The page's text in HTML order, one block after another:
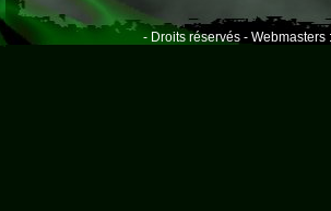
- Droits réservés - Webmasters